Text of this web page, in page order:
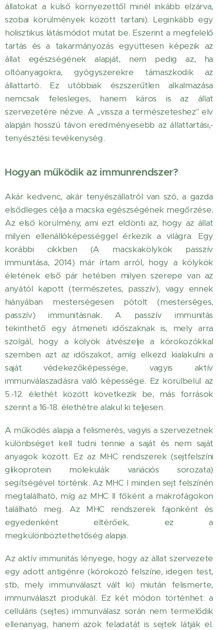
állatokat a külső környezettől minél inkább elzárva,
szobai körülmények között tartani). Leginkább egy
holisztikus látásmódot mutat be. Eszerint a megfelelő
tartás és a takarmányozás együttesen képezik az
állat egészségének alapját, nem pedig az, ha
oltóanyagokra, gyógyszerekre támaszkodik az
állattartó. Ez utóbbiak észszerűtlen alkalmazása
nemcsak felesleges, hanem káros is az állat
szervezetére nézve. A ,,vissza a természeteshez" elv
alapján hosszú távon eredményesebb az állattartási,-
tenyésztési tevékenység.
Hogyan működik az immunrendszer?
Akár kedvenc, akár tenyészállatról van szó, a gazda
elsődleges célja a macska egészségének megőrzése.
Az első körülmény, ami ezt eldönti az, hogy az állat
milyen ellenállóképességgel érkezik a világra. Egy
korábbi cikkben (A macskakölykök passzív
immunitása, 2014) már írtam arról, hogy a kölykök
életének első pár hetében milyen szerepe van az
anyától kapott (természetes, passzív), vagy ennek
hiányában mesterségesen pótolt (mesterséges,
passzív) immunitásnak. A passzív immunitás
tekinthető egy átmeneti időszaknak is, mely arra
szolgál, hogy a kölyök átvészelje a kórokozókkal
szemben azt az időszakot, amíg elkezd kialakulni a
saját védekezőképessége, vagyis aktív
immunválaszadásra való képessége. Ez körülbelül az
5.-12. élethét között következik be, más források
szerint a 16-18. élethétre alakul ki teljesen.
A működés alapja a felismerés, vagyis a szervezetnek
különbséget kell tudni tennie a saját és nem saját
anyagok között. Ez az MHC rendszerek (sejtfelszíni
glikoprotein molekulák variációs sorozata)
segítségével történik. Az MHC I minden sejt felszínén
megtalálható, míg az MHC II főként a makrofágokon
található meg. Az MHC rendszerek fajonként és
egyedenként eltérőek, ez a
megkülönböztethetőség alapja.
Az aktív immunitás lényege, hogy az állat szervezete
egy adott antigénre (kórokozó felszíne, idegen test,
stb, mely immunválaszt vált ki) miután felismerte,
immunválaszt produkál. Ez két módon történhet: a
celluláris (sejtes) immunválasz során nem termelődik
ellenanyag, hanem azok feladatát is sejtek látják el.